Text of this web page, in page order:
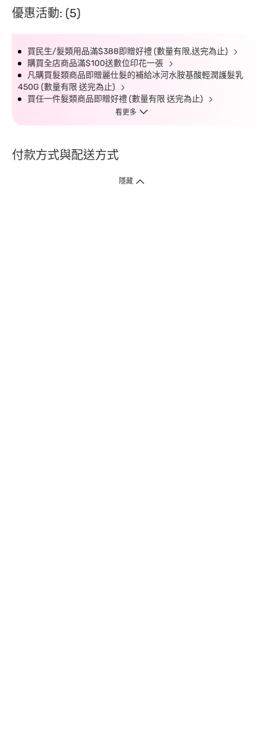
優惠活動: (5)
買民生/髮類用品滿$388即贈好禮 (數量有限,送完為止)
購買全店商品滿$100送數位印花一張
凡購買髮類商品即贈麗仕髮的補給冰河水胺基酸輕潤護髮乳
450G (數量有限 送完為止)
買任一件髮類商品即贈好禮 (數量有限 送完為止)
看更多
付款方式與配送方式
隱藏